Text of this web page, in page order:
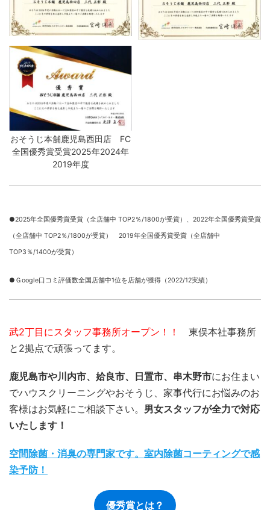
おそうじ本舗鹿児島西田店 FC
全国優秀賞受賞2025年2024年
2019年度
●2025年全国優秀賞受賞（全店舗中 TOP2％/1800が受賞）、 2022年全国優秀賞受賞
（全店舗中 TOP2％/1800が受賞） 2019年全国優秀賞受賞（全店舗中
TOP3％/1400が受賞）
●Ｇoogle口コミ評価数全国店舗中1位を店舗が獲得（2022/12実績）
武2丁目にスタッフ事務所オープン！！
東俣本社事務所
と2拠点で頑張ってます。
鹿児島市や川内市、姶良市、日置市、串木野市にお住まい
でハウスクリーニングやおそうじ、家事代行にお悩みのお
客様はお気軽にご相談下さい。 男女スタッフが全力で対応
いたします！
空間除菌・消臭の専門家です。室内除菌コーティングで感
染予防！
優秀賞とは？